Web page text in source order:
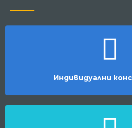
Индивидуални